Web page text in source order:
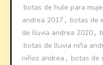
botas de hule para
andrea 2017 , botas de
de lluvia andrea 2020 ,
botas de lluvia niña
niños andrea , botas de